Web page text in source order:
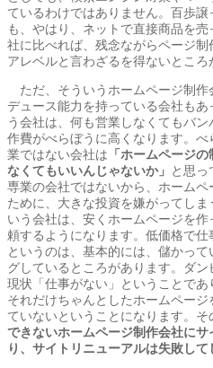
ているわけではありません。百歩
も、やはり、ネットで直接商品を
社に比べれば、残念ながらページ制
アレベルと言わざるを得ないところ
ただ、そういうホームページ制作
デュース能力を持っている会社も
う会社は、何も営業しなくてもバ
作費がべらぼうに高くなります。
業ではない会社は 「ホームページ
なくてもいいんじゃないか」 と思っ
専業の会社ではないから、ホーム
ために、大きな投資を嫌がってし
いう会社は、安くホームページを
頼するようになります。低価格で
というのは、基本的には、儲かっ
グしているところがあります。ダン
現状「仕事がない」ということであ
それだけちゃんとしたホームペー
ていないということになります。そ
できないホームページ制作会社に
り、サイトリニューアルは失敗して